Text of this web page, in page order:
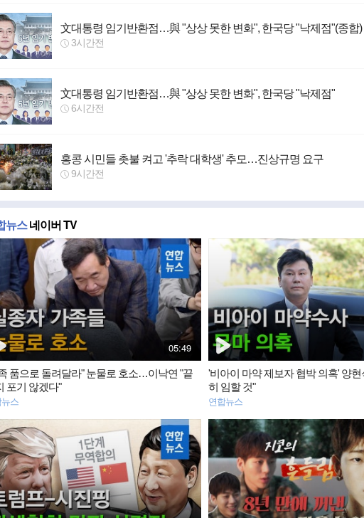
文대통령 임기반환점…與 "상상 못한 변화", 한국당 "낙제점"(종합)
3시간전
文대통령 임기반환점…與 "상상 못한 변화", 한국당 "낙제점"
6시간전
홍콩 시민들 촛불 켜고 '추락 대학생' 추모…진상규명 요구
9시간전
뉴스네이버 TV
재
생
시
간
05:49
품으로 돌려달라" 눈물로 호소…이낙연 "끝
포기 않겠다"
스
동
스
'비아이 마약 제보자 협박 의혹' 양현
히 임할 것"
연합뉴스
동
영
상
뉴
스